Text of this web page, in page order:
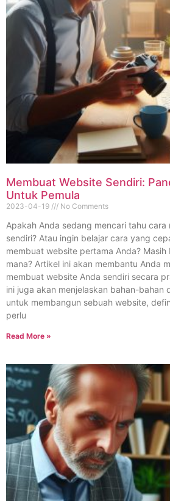
Membuat Website Sendiri:
Untuk Pemula
2023-04-19 No Comments
Apakah Anda sedang mencari tahu
sendiri? Atau ingin belajar cara yang
membuat website pertama Anda?
mana? Artikel ini akan membantu Anda
membuat website Anda sendiri secara
ini juga akan menjelaskan bahan-bahan
untuk membangun sebuah website,
perlu
Read More »